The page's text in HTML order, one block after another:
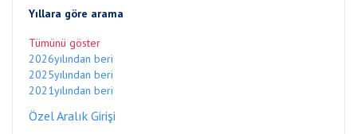
Yıllara göre arama
Tümünü göster
2026yılından beri
2025yılından beri
2021yılından beri
Özel Aralık Girişi